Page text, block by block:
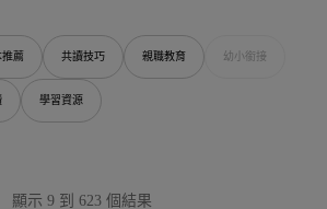
薦 共讀技巧 親職教育 幼小銜接
學習資源
顯示 9 到 623 個結果